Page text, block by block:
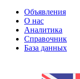
Объявления
О нас
Аналитика
Справочник
База данных